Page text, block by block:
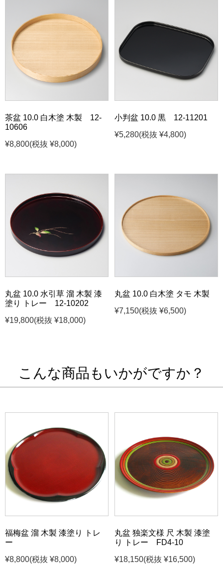
茶盆 10.0 白木塗 木製 12-
10606
¥8,800(税抜 ¥8,000)
小判盆 10.0 黒 12-11201
¥5,280(税抜 ¥4,800)
丸盆 10.0 水引草 溜 木製 漆
塗り トレー 12-10202
¥19,800(税抜 ¥18,000)
丸盆 10.0 白木塗 タモ 木製
¥7,150(税抜 ¥6,500)
こんな商品もいかがですか？
福梅盆 溜 木製 漆塗り トレ
ー
¥8,800(税抜 ¥8,000)
丸盆 独楽文様 尺 木製 漆塗
り トレー FD4-10
¥18,150(税抜 ¥16,500)